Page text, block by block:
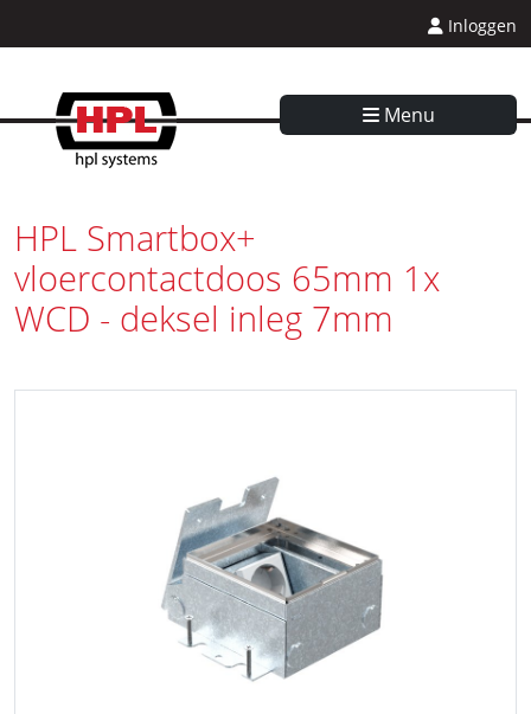
Inloggen
Menu
HPL Smartbox+
vloercontactdoos 65mm 1x
WCD - deksel inleg 7mm